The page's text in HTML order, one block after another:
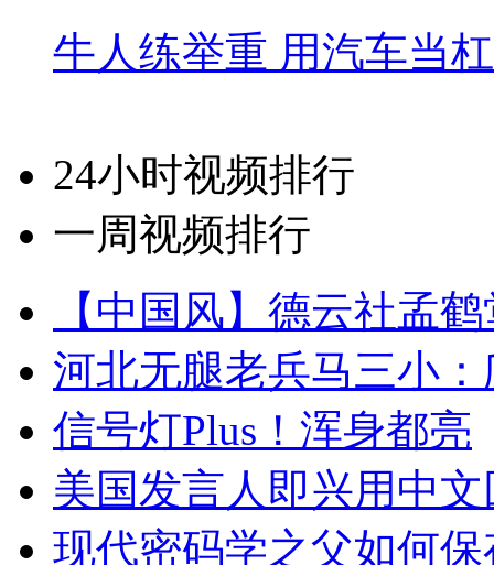
牛人练举重 用汽车当
24小时视频排行
一周视频排行
【中国风】德云社孟
河北无腿老兵马三小
信号灯Plus！浑身都亮
美国发言人即兴用中
现代密码学之父如何